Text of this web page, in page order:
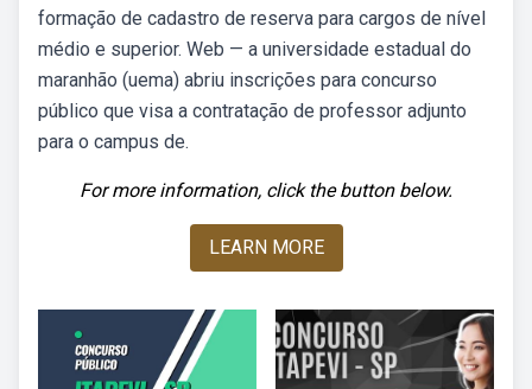
formação de cadastro de reserva para cargos de nível
médio e superior. Web — a universidade estadual do
maranhão (uema) abriu inscrições para concurso
público que visa a contratação de professor adjunto
para o campus de.
For more information, click the button below.
LEARN MORE